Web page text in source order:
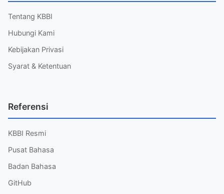
Tentang KBBI
Hubungi Kami
Kebijakan Privasi
Syarat & Ketentuan
Referensi
KBBI Resmi
Pusat Bahasa
Badan Bahasa
GitHub